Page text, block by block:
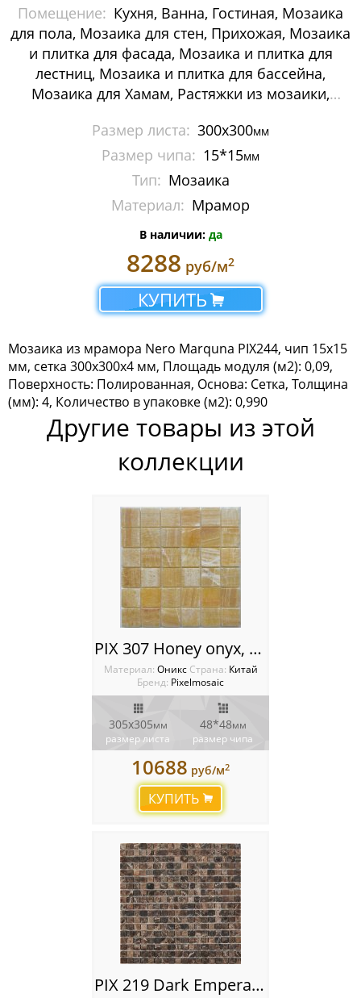
Мозаика Irida
Мозаика Keramograd
Мозаика Mir Mosaic
Мозаика NSmosaic
Мозаика Orro Mosaic
Мозаика Rose Mosaic
Мозаика Sekitei
Мозаика Starmosaic
Мозаика Tonomosaic
Мозаика Опера Декора
Россия
Помещение: Кухня, Ванна, Гостиная, Мозаика
для пола, Мозаика для стен, Прихожая, Мозаика
и плитка для фасада, Мозаика и плитка для
лестниц, Мозаика и плитка для бассейна,
Мозаика для Хамам, Растяжки из мозаики,
Размер листа: 300x300мм
Размер чипа: 15*15мм
Тип: Мозаика
Материал: Мрамор
В наличии: да
8288 руб/м2
КУПИТЬ
Мозаика из мрамора Nero Marquna PIX244, чип 15х15
мм, сетка 300х300х4 мм, Площадь модуля (м2): 0,09,
Поверхность: Полированная, Основа: Сетка, Толщина
(мм): 4, Количество в упаковке (м2): 0,990
Другие товары из этой
коллекции
PIX 307 Honey onyx, чип 48x48 мм, сетка 305х305x8 мм, Полированная
Материал: Оникс Cтрана: Китай
Бренд: Pixelmosaic
305х305мм
размер листа
48*48мм
размер чипа
10688 руб/м2
КУПИТЬ
PIX 219 Dark Emperador, чип 15x15 мм, сетка 305х305x4 мм, Матовая